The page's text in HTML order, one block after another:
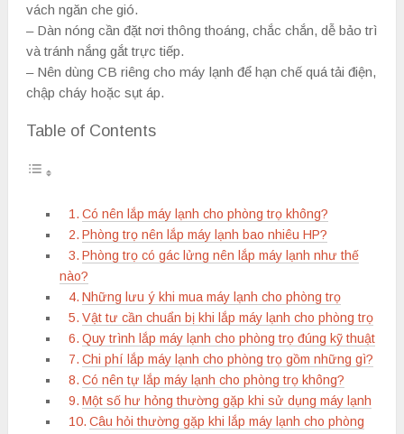
vách ngăn che gió.
– Dàn nóng cần đặt nơi thông thoáng, chắc chắn, dễ bảo trì
và tránh nắng gắt trực tiếp.
– Nên dùng CB riêng cho máy lạnh để hạn chế quá tải điện,
chập cháy hoặc sụt áp.
Table of Contents
Có nên lắp máy lạnh cho phòng trọ không?
Phòng trọ nên lắp máy lạnh bao nhiêu HP?
Phòng trọ có gác lửng nên lắp máy lạnh như thế
nào?
Những lưu ý khi mua máy lạnh cho phòng trọ
Vật tư cần chuẩn bị khi lắp máy lạnh cho phòng trọ
Quy trình lắp máy lạnh cho phòng trọ đúng kỹ thuật
Chi phí lắp máy lạnh cho phòng trọ gồm những gì?
Có nên tự lắp máy lạnh cho phòng trọ không?
Một số hư hỏng thường gặp khi sử dụng máy lạnh
Câu hỏi thường gặp khi lắp máy lạnh cho phòng